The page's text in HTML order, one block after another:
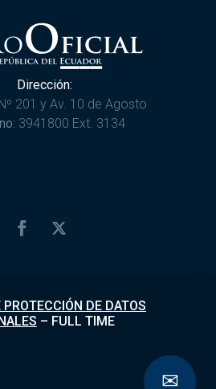
Dirección:
201 y Av. 10 de Agosto
3941800 Ext. 3134
DE DATOS
– FULL TIME
✉